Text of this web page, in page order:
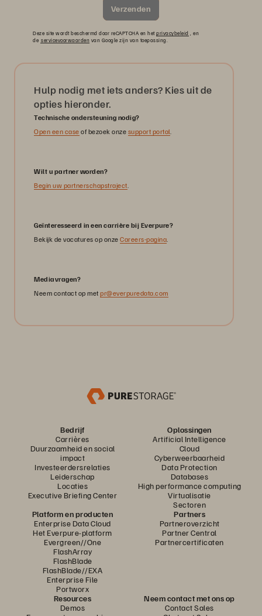
Verzenden
Deze site wordt beschermd door reCAPTCHA en hetprivacybeleid , en
de servicevoorwaarden van Google zijn van toepassing.
Hulp nodig met iets anders? Kies uit de
opties hieronder.
Technische ondersteuning nodig?
Open een case of bezoek onze support portal.
Wilt u partner worden?
Begin uw partnerschapstraject.
Geïnteresseerd in een carrière bij Everpure?
Bekijk de vacatures op onze Careers-pagina.
Mediavragen?
Neem contact op met pr@everpuredata.com
Bedrijf
Carrières
Duurzaamheid en social
impact
Investeerdersrelaties
Leiderschap
Locaties
Executive Briefing Center
Oplossingen
Artificial Intelligence
Cloud
Cyberweerbaarheid
Data Protection
Databases
High performance computing
Virtualisatie
Sectoren
Platform en producten
Enterprise Data Cloud
Het Everpure-platform
Evergreen//One
FlashArray
FlashBlade
FlashBlade//EXA
Enterprise File
Portworx
Partners
Partneroverzicht
Partner Central
Partnercertificaten
Resources
Demos
Neem contact met ons op
Contact Sales